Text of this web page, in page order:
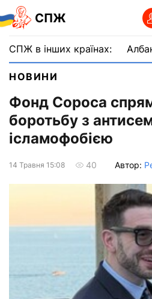
СПЖ
СПЖ в інших країнах:
НОВИНИ
Фонд Сороса
боротьбу з
ісламофобією
14 Травня 15:08 40 Автор: